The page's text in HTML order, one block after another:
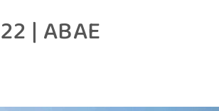
| ABAE